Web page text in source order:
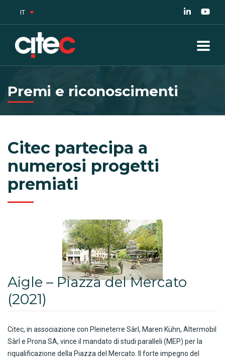
IT
Premi e riconoscimenti
Citec partecipa a
numerosi progetti
premiati
Aigle – Piazza del Mercato
(2021)
Citec, in associazione con Pleineterre Sàrl, Maren Kühn, Altermobil
Sàrl e Prona SA, vince il mandato di studi paralleli (MEP) per la
riqualificazione della Piazza del Mercato. Il forte impegno del